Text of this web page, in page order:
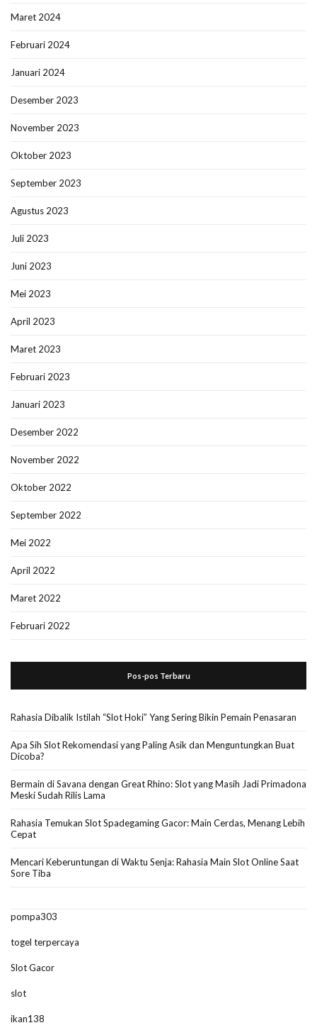
Maret 2024
Februari 2024
Januari 2024
Desember 2023
November 2023
Oktober 2023
September 2023
Agustus 2023
Juli 2023
Juni 2023
Mei 2023
April 2023
Maret 2023
Februari 2023
Januari 2023
Desember 2022
November 2022
Oktober 2022
September 2022
Mei 2022
April 2022
Maret 2022
Februari 2022
Pos-pos Terbaru
Rahasia Dibalik Istilah “Slot Hoki” Yang Sering Bikin Pemain Penasaran
Apa Sih Slot Rekomendasi yang Paling Asik dan Menguntungkan Buat
Dicoba?
Bermain di Savana dengan Great Rhino: Slot yang Masih Jadi Primadona
Meski Sudah Rilis Lama
Rahasia Temukan Slot Spadegaming Gacor: Main Cerdas, Menang Lebih
Cepat
Mencari Keberuntungan di Waktu Senja: Rahasia Main Slot Online Saat
Sore Tiba
pompa303
togel terpercaya
Slot Gacor
slot
ikan138